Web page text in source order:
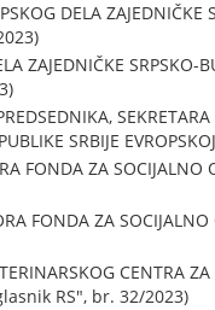
DELA
ZAJEDNIČKE
SRBIJE
FONDA ZA
FONDA ZA
CENTRA
RS", br. 32/2023)